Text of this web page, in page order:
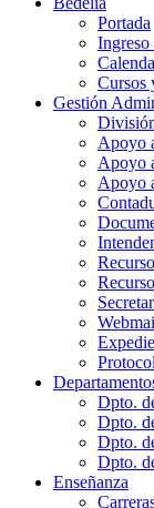
Portada
Cursos
Gestión
Apoyo
Apoyo
Apoyo
Dpto.
Dpto.
Dpto.
Dpto.
Enseñanza